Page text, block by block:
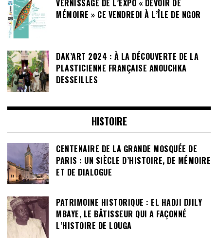
VERNISSAGE DE L’EXPO « DEVOIR DE
MÉMOIRE » CE VENDREDI À L’ÎLE DE NGOR
DAK’ART 2024 : À LA DÉCOUVERTE DE LA
PLASTICIENNE FRANÇAISE ANOUCHKA
DESSEILLES
HISTOIRE
CENTENAIRE DE LA GRANDE MOSQUÉE DE
PARIS : UN SIÈCLE D’HISTOIRE, DE MÉMOIRE
ET DE DIALOGUE
PATRIMOINE HISTORIQUE : EL HADJI DJILY
MBAYE, LE BÂTISSEUR QUI A FAÇONNÉ
L’HISTOIRE DE LOUGA